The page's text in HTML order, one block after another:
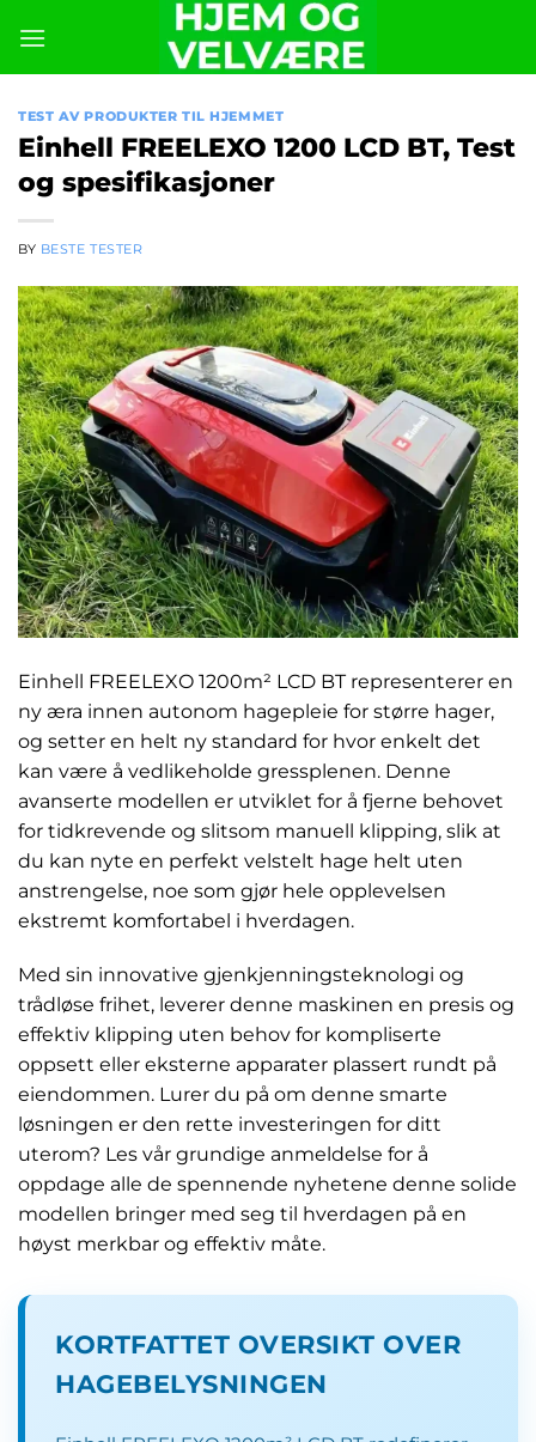
content
TEST AV PRODUKTER TIL HJEMMET
Einhell FREELEXO 1200 LCD BT, Test
og spesifikasjoner
BY BESTE TESTER
Einhell FREELEXO 1200m² LCD BT representerer en
ny æra innen autonom hagepleie for større hager,
og setter en helt ny standard for hvor enkelt det
kan være å vedlikeholde gressplenen. Denne
avanserte modellen er utviklet for å fjerne behovet
for tidkrevende og slitsom manuell klipping, slik at
du kan nyte en perfekt velstelt hage helt uten
anstrengelse, noe som gjør hele opplevelsen
ekstremt komfortabel i hverdagen.
Med sin innovative gjenkjenningsteknologi og
trådløse frihet, leverer denne maskinen en presis og
effektiv klipping uten behov for kompliserte
oppsett eller eksterne apparater plassert rundt på
eiendommen. Lurer du på om denne smarte
løsningen er den rette investeringen for ditt
uterom? Les vår grundige anmeldelse for å
oppdage alle de spennende nyhetene denne solide
modellen bringer med seg til hverdagen på en
høyst merkbar og effektiv måte.
KORTFATTET OVERSIKT OVER
HAGEBELYSNINGEN